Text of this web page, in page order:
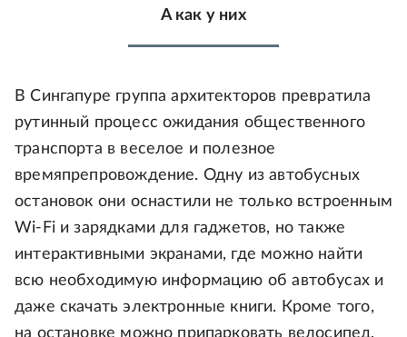
А как у них
В Сингапуре группа архитекторов превратила
рутинный процесс ожидания общественного
транспорта в веселое и полезное
времяпрепровождение. Одну из автобусных
остановок они оснастили не только встроенным
Wi-Fi и зарядками для гаджетов, но также
интерактивными экранами, где можно найти
всю необходимую информацию об автобусах и
даже скачать электронные книги. Кроме того,
на остановке можно припарковать велосипед,